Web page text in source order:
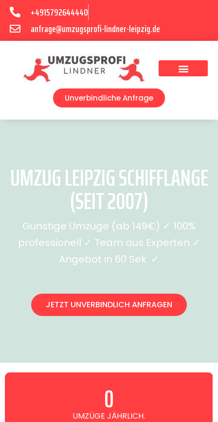
+4915792644440
anfrage@umzugsprofi-lindner-leipzig.de
Unverbindliche Anfrage
UMZUG LEIPZIG SCHIFFLANGE
(SEIT 2007)
Günstige Umzüge (ab 149€) ✓ 100%
professionell ✓ Team aus Experten ✓
Angebot in 60 Sek. ✓
JETZT UNVERBINDLICH ANFRAGEN
UMZÜGE JÄHRLICH.
0